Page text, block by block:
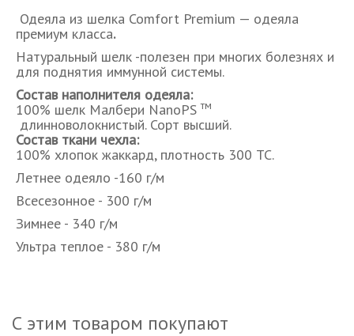
Одеяла из шелка Comfort Premium — одеяла
премиум класса.
Натуральный шелк -полезен при многих болезнях и
для поднятия иммунной системы.
Состав наполнителя одеяла:
100% шелк Малбери NanoPSтм
длинноволокнистый. Сорт высший.
Состав ткани чехла:
100% хлопок жаккард, плотность 300 ТС.
Летнее одеяло -160 г/м
Всесезонное - 300 г/м
Зимнее - 340 г/м
Ультра теплое - 380 г/м
С этим товаром покупают